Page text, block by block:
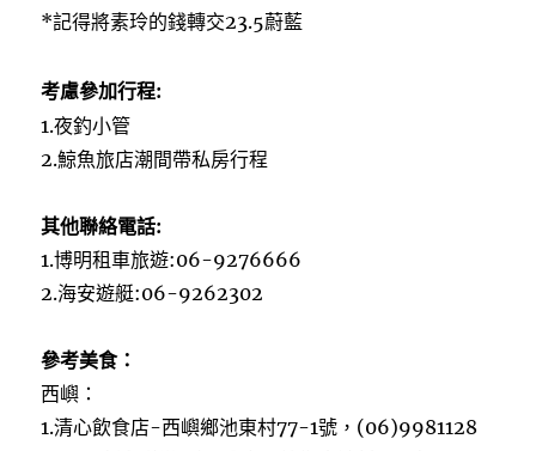
*記得將素玲的錢轉交23.5蔚藍
考慮參加行程:
1.夜釣小管
2.鯨魚旅店潮間帶私房行程
其他聯絡電話:
1.博明租車旅遊:06-9276666
2.海安遊艇:06-9262302
參考美食：
西嶼：
1.清心飲食店-西嶼鄉池東村77-1號，(06)9981128